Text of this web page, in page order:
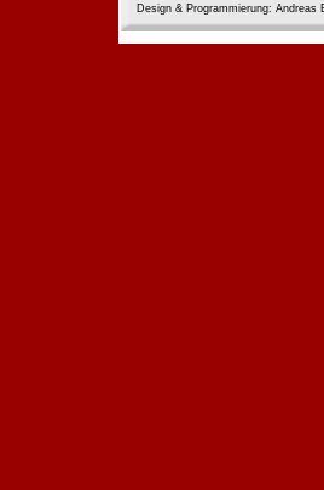
Design & Programmierung: Andreas